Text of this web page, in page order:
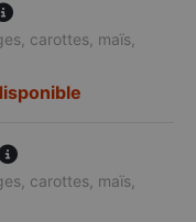
carottes, maïs,
carottes, maïs,